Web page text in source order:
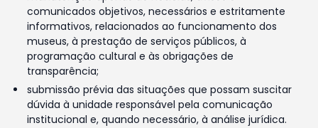
comunicados objetivos, necessários e estritamente
informativos, relacionados ao funcionamento dos
museus, à prestação de serviços públicos, à
programação cultural e às obrigações de
transparência;
submissão prévia das situações que possam suscitar
dúvida à unidade responsável pela comunicação
institucional e, quando necessário, à análise jurídica.